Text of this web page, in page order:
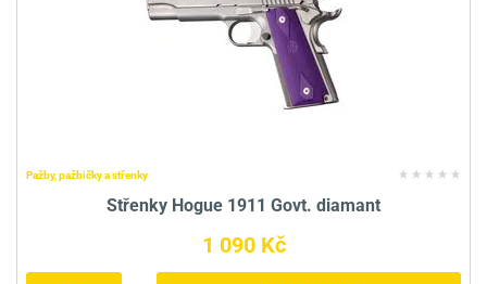
Pažby, pažbičky a střenky
Střenky Hogue 1911 Govt. diamant
1 090 Kč